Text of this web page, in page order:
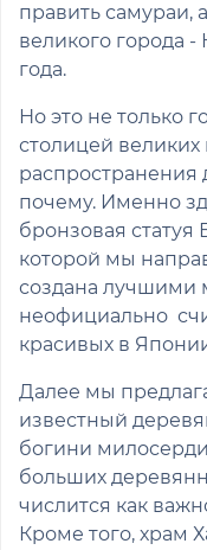
править самураи,
великого города -
года.
Но это не только
столицей
распространения
почему. Именно
бронзовая статуя
которой мы
создана лучшими
неофициально
красивых в
Далее мы
известный
богини
больших
числится как
Кроме того, храм